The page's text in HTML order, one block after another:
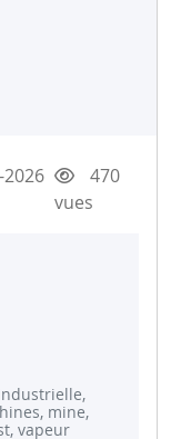
2026
470
vues
mine,
vapeur